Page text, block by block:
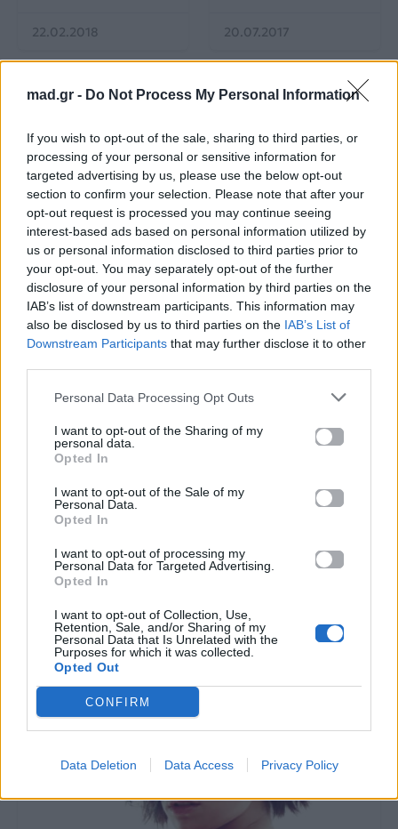
mad.gr - Do Not Process My Personal Information
If you wish to opt-out of the sale, sharing to third parties, or
processing of your personal or sensitive information for
targeted advertising by us, please use the below opt-out
section to confirm your selection. Please note that after your
opt-out request is processed you may continue seeing
interest-based ads based on personal information utilized by
us or personal information disclosed to third parties prior to
your opt-out. You may separately opt-out of the further
disclosure of your personal information by third parties on the
IAB’s list of downstream participants. This information may
also be disclosed by us to third parties on the IAB’s List of
Downstream Participants that may further disclose it to other
Personal Data Processing Opt Outs
I want to opt-out of the Sharing of my
personal data.
Opted In
I want to opt-out of the Sale of my
Personal Data.
Opted In
I want to opt-out of processing my
Personal Data for Targeted Advertising.
Opted In
I want to opt-out of Collection, Use,
Retention, Sale, and/or Sharing of my
Personal Data that Is Unrelated with the
Purposes for which it was collected.
Opted Out
CONFIRM
Data Deletion Data Access Privacy Policy
22.02.2018 20.07.2017
All Videos
Ο Σπύρος Σαμοΐλης
κάνει push ups!
29.06.2017
All Videos
Survivor: Σάλος με το
βίντεο από το
αγώνισμα της
Κυριακής – Υπήρξε
παραβίαση κανόνων;
26.06.2017
H διπλή γκάφα του
που δεν πρόσεξε
(σχεδόν) κανείς!
25.05.2017
μέσα σε ένα πλυντήριο
και κατάφερε να
27.04.2017